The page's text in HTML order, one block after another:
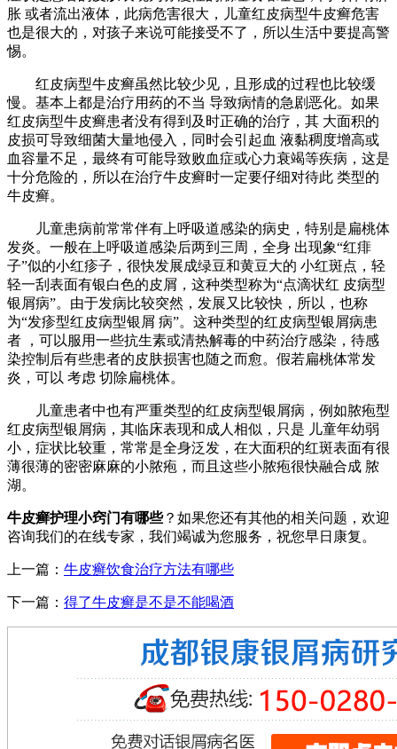
胀 或者流出液体，此病危害很大，儿童红皮病型牛皮癣危害
也是很大的，对孩子来说可能接受不了，所以生活中要提高警
惕。
红皮病型牛皮癣虽然比较少见，且形成的过程也比较缓
慢。基本上都是治疗用药的不当 导致病情的急剧恶化。如果
红皮病型牛皮癣患者没有得到及时正确的治疗，其 大面积的
皮损可导致细菌大量地侵入，同时会引起血 液黏稠度增高或
血容量不足，最终有可能导致败血症或心力衰竭等疾病，这是
十分危险的，所以在治疗牛皮癣时一定要仔细对待此 类型的
牛皮癣。
儿童患病前常常伴有上呼吸道感染的病史，特别是扁桃体
发炎。一般在上呼吸道感染后两到三周，全身 出现象“红痱
子”似的小红疹子，很快发展成绿豆和黄豆大的 小红斑点，轻
轻一刮表面有银白色的皮屑，这种类型称为“点滴状红 皮病型
银屑病”。由于发病比较突然，发展又比较快，所以，也称
为“发疹型红皮病型银屑 病”。这种类型的红皮病型银屑病患
者 ，可以服用一些抗生素或清热解毒的中药治疗感染，待感
染控制后有些患者的皮肤损害也随之而愈。假若扁桃体常发
炎，可以 考虑 切除扁桃体。
儿童患者中也有严重类型的红皮病型银屑病，例如脓疱型
红皮病型银屑病，其临床表现和成人相似，只是 儿童年幼弱
小，症状比较重，常常是全身泛发，在大面积的红斑表面有很
薄很薄的密密麻麻的小脓疱，而且这些小脓疱很快融合成 脓
湖。
牛皮癣护理小窍门有哪些？如果您还有其他的相关问题，欢迎
咨询我们的在线专家，我们竭诚为您服务，祝您早日康复。
上一篇： 牛皮癣饮食治疗方法有哪些
下一篇： 得了牛皮癣是不是不能喝酒